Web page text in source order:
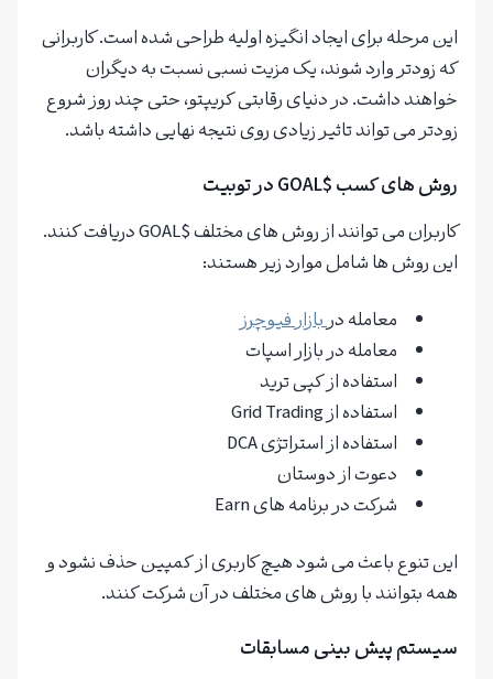
این مرحله برای ایجاد انگیزه اولیه طراحی شده است. کاربرانی
که زودتر وارد شوند، یک مزیت نسبی نسبت به دیگران
خواهند داشت. در دنیای رقابتی کریپتو، حتی چند روز شروع
زودتر می تواند تاثیر زیادی روی نتیجه نهایی داشته باشد.
روش های کسب $GOAL در توبیت
کاربران می توانند از روش های مختلف $GOAL دریافت کنند.
این روش ها شامل موارد زیر هستند:
معامله دربازارفیوچرز
معامله در بازار اسپات
استفاده از کپی ترید
استفاده از Grid Trading
استفاده از استراتژی DCA
دعوت از دوستان
شرکت در برنامه های Earn
این تنوع باعث می شود هیچ کاربری از کمپین حذف نشود و
همه بتوانند با روش های مختلف در آن شرکت کنند.
سیستم پیش بینی مسابقات